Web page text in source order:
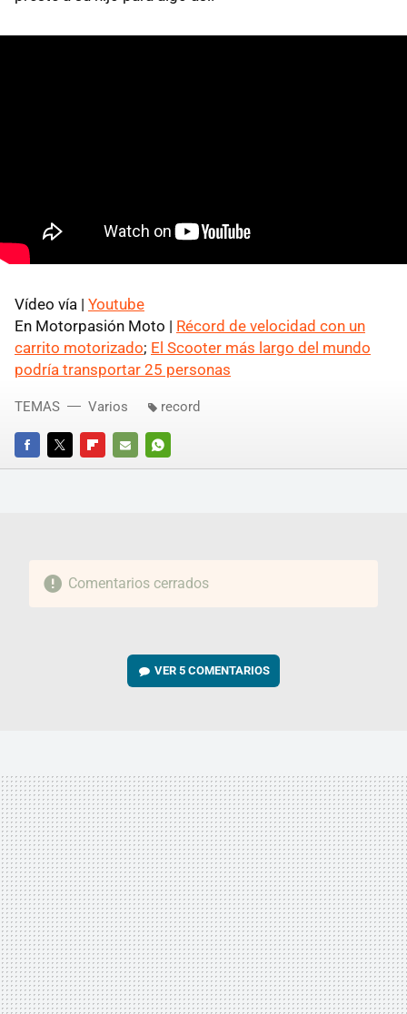
Vídeo vía | Youtube
En Motorpasión Moto | Récord de velocidad con un
carrito motorizado; El Scooter más largo del mundo
podría transportar 25 personas
FACEBOOKTWITTERFLIPBOARD
E-
WHATSAPP
TEMAS Varios record
Comentarios cerrados
VER5 COMENTARIOS